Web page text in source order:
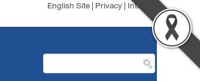
English Site| Privacy| Intranet